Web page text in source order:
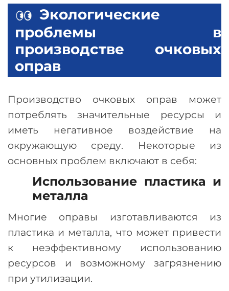
Экологические
проблемы в
производстве очковых
оправ
Производство очковых оправ может
потреблять значительные ресурсы и
иметь негативное воздействие на
окружающую среду. Некоторые из
основных проблем включают в себя:
Использование пластика и
металла
Многие оправы изготавливаются из
пластика и металла, что может привести
к неэффективному использованию
ресурсов и возможному загрязнению
при утилизации.